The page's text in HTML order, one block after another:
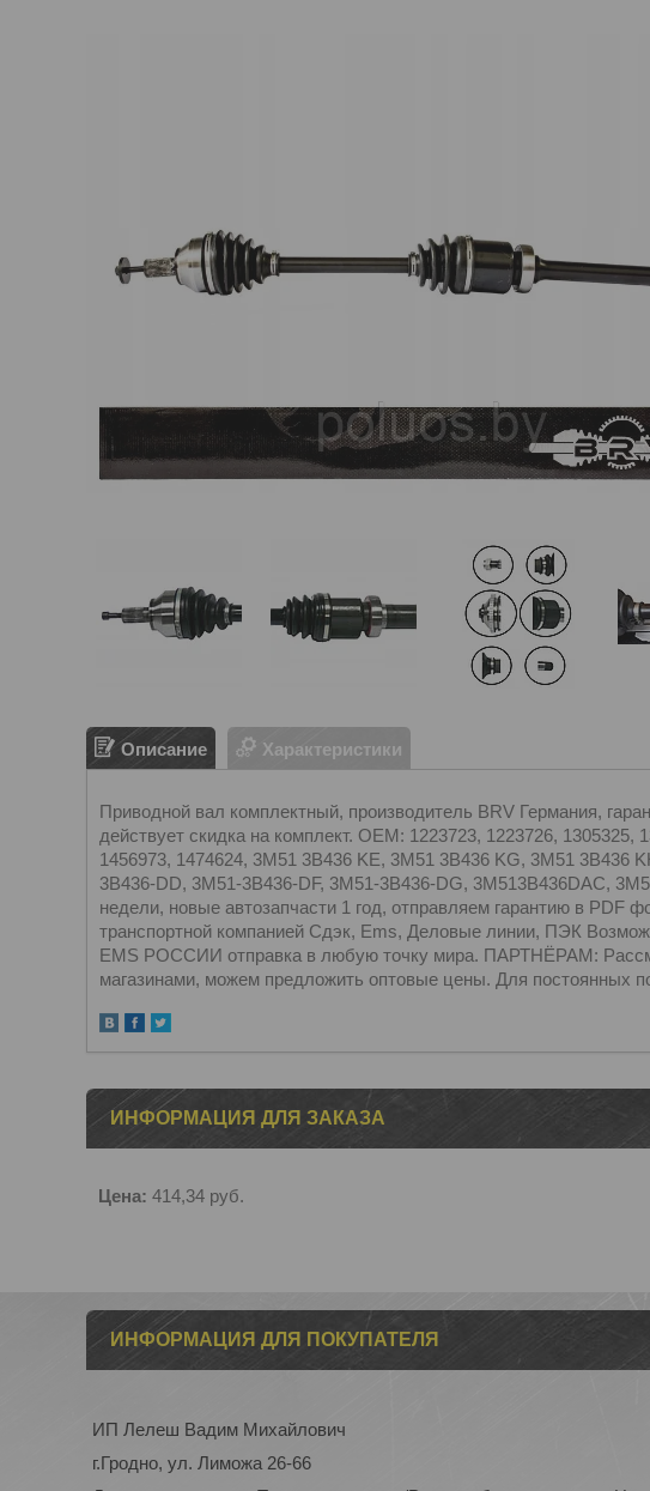
Описание Характеристики
Приводной вал комплектный, производитель BRV Германия,
действует скидка на комплект. OEM: 1223723, 1223726, 1305325,
1456973, 1474624, 3M51 3B436 KE, 3M51 3B436 KG, 3M51 3B436
3B436-DD, 3M51-3B436-DF, 3M51-3B436-DG, 3M513B436DAC,
недели, новые автозапчасти 1 год, отправляем гарантию в
транспортной компанией Сдэк, Ems, Деловые линии, ПЭК
EMS РОССИИ отправка в любую точку мира. ПАРТНЁРАМ:
магазинами, можем предложить оптовые цены. Для постоянных
ИНФОРМАЦИЯ ДЛЯ ЗАКАЗА
Цена: 414,34 руб.
ИНФОРМАЦИЯ ДЛЯ ПОКУПАТЕЛЯ
ИП Лелеш Вадим Михайлович
г.Гродно, ул. Лиможа 26-66